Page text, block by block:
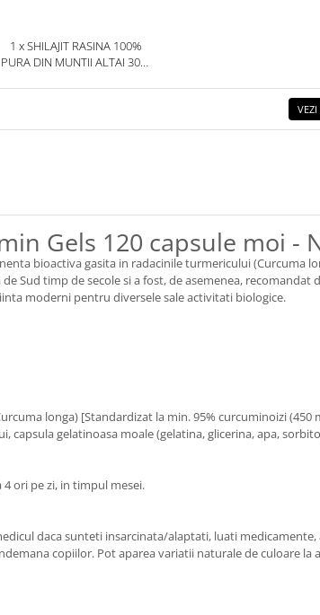
1 x SHILAJIT RASINA 100%
PURA DIN MUNTII ALTAI 30G.
Gels 120 capsule moi -
bioactiva gasita in radacinile turmericului
Sud timp de secole si a fost, de asemenea,
moderni pentru diversele sale activitati biologice.
longa) [Standardizat la min. 95% curcuminoizi
capsula gelatinoasa moale (gelatina, glicerina, apa,
4 ori pe zi, in timpul mesei.
daca sunteti insarcinata/alaptati, luati
copiilor. Pot aparea variatii naturale de culoare